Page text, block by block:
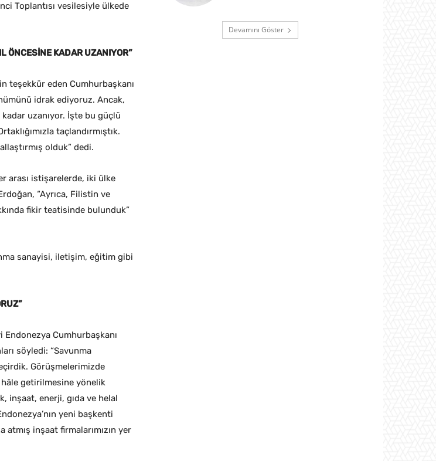
Toplantısı vesilesiyle ülkede
ÖNCESİNE KADAR UZANIYOR”
teşekkür eden Cumhurbaşkanı
idrak ediyoruz. Ancak,
uzanıyor. İşte bu güçlü
taçlandırmıştık.
olduk” dedi.
arası istişarelerde, iki ülke
“Ayrıca, Filistin ve
fikir teatisinde bulunduk”
sanayisi, iletişim, eğitim gibi
Cumhurbaşkanı
söyledi: “Savunma
Görüşmelerimizde
getirilmesine yönelik
inşaat, enerji, gıda ve helal
yeni başkenti
atmış inşaat firmalarımızın yer
Devamını Göster